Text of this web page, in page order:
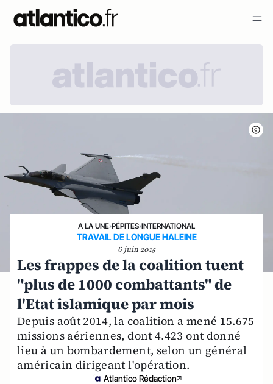
A LA UNE›PÉPITES›INTERNATIONAL
TRAVAIL DE LONGUE HALEINE
6 juin 2015
Les frappes de la coalition tuent
"plus de 1000 combattants" de
l'Etat islamique par mois
Depuis août 2014, la coalition a mené 15.675
missions aériennes, dont 4.423 ont donné
lieu à un bombardement, selon un général
américain dirigeant l'opération.
Atlantico Rédaction